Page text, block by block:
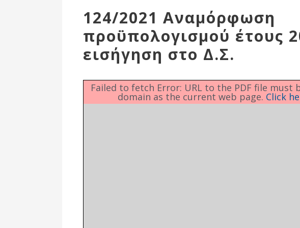
Δημοτικές
Ενότητες
124/2021 Αναμόρφωση
προϋπολογισμού έτους
εισήγηση στο Δ.Σ.
Failed to fetch Error: URL to the PDF file must
domain as the current web page. Click